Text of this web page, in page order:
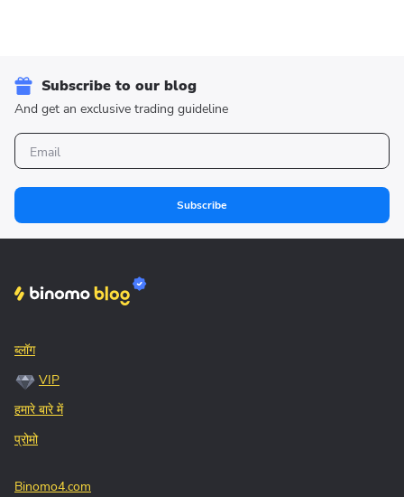
Subscribe to our blog
And get an exclusive trading guideline
Subscribe
ब्लॉग
VIP
हमारे बारे में
प्रोमो
Binomo4.com